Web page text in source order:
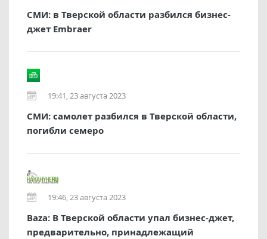
СМИ: в Тверской области разбился бизнес-
джет Embraer
19:41, 23 августа 2023
СМИ: самолет разбился в Тверской области,
погибли семеро
19:46, 23 августа 2023
Baza: В Тверской области упал бизнес-джет,
предварительно, принадлежащий